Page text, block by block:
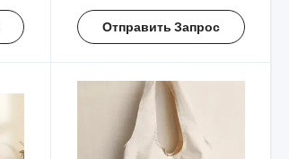
холщовой хлопковой ткани
Отправить Запрос